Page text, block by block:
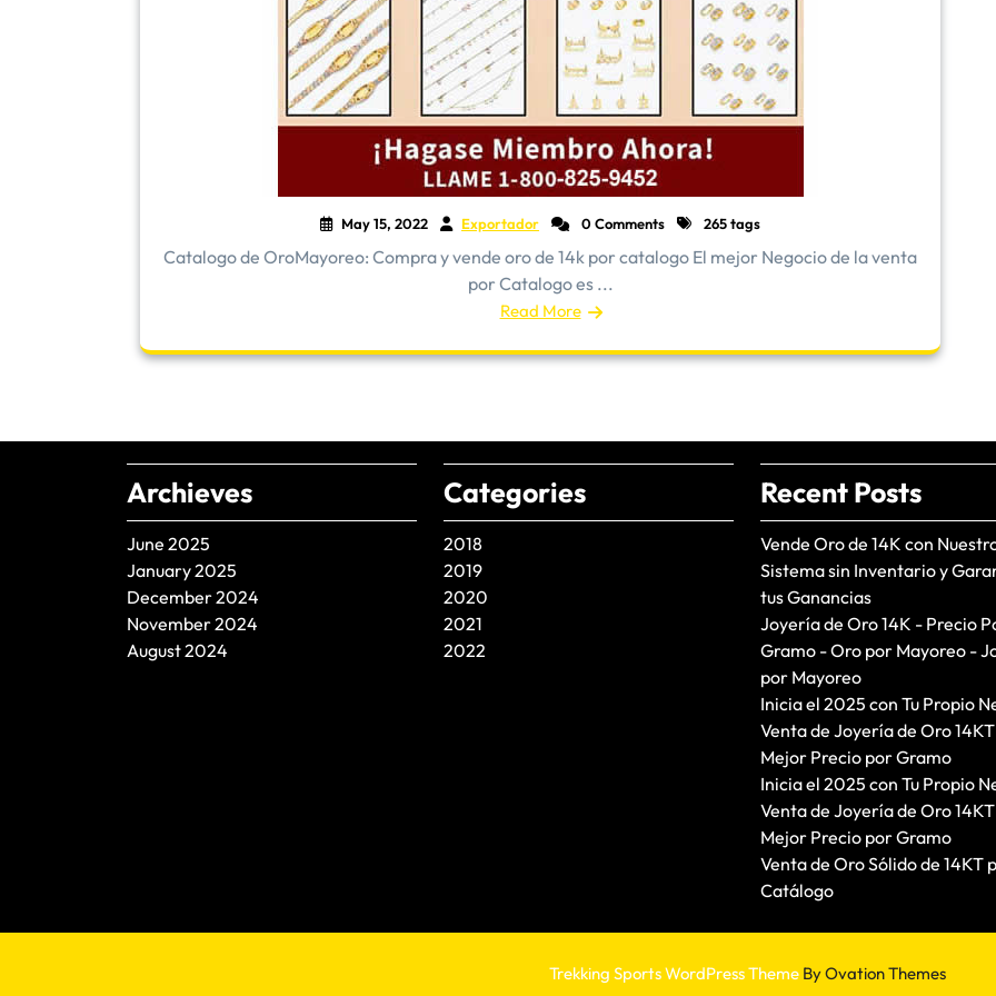
May 15, 2022 Exportador 0 Comments 265 tags
​Catalogo de OroMayoreo: Compra y vende oro de 14k por catalogo El mejor Negocio de la venta
por Catalogo es ...
Read More
Archieves
June 2025
January 2025
December 2024
November 2024
August 2024
Categories
2018
2019
2020
2021
2022
Recent Posts
Vende Oro de 14K con
Sistema sin Inventario y
tus Ganancias
Joyería de Oro 14K - Precio
Gramo - Oro por Mayoreo -
por Mayoreo
Inicia el 2025 con Tu Propio
Venta de Joyería de Oro
Mejor Precio por Gramo
Inicia el 2025 con Tu Propio
Venta de Joyería de Oro
Mejor Precio por Gramo
Venta de Oro Sólido de 14KT
Catálogo
Trekking Sports WordPress ThemeBy Ovation Themes